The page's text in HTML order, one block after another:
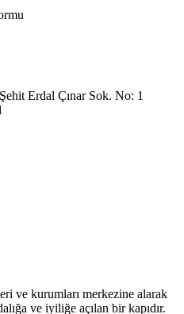
Erdal Çınar Sok. No: 1
ve kurumları merkezine alarak
ve iyiliğe açılan bir kapıdır.